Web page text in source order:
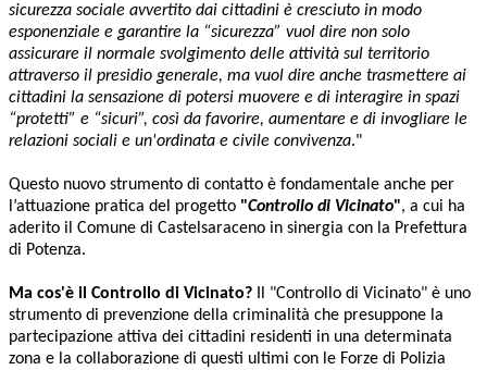
sicurezza sociale avvertito dai cittadini è cresciuto in modo
esponenziale e garantire la “sicurezza” vuol dire non solo
assicurare il normale svolgimento delle attività sul territorio
attraverso il presidio generale, ma vuol dire anche trasmettere ai
cittadini la sensazione di potersi muovere e di interagire in spazi
“protetti” e “sicuri”, così da favorire, aumentare e di invogliare le
relazioni sociali e un'ordinata e civile convivenza."
Questo nuovo strumento di contatto è fondamentale anche per
l’attuazione pratica del progetto "Controllo di Vicinato", a cui ha
aderito il Comune di Castelsaraceno in sinergia con la Prefettura
di Potenza.
Ma cos'è il Controllo di Vicinato?
Il "Controllo di Vicinato" è uno
strumento di prevenzione della criminalità che presuppone la
partecipazione attiva dei cittadini residenti in una determinata
zona e la collaborazione di questi ultimi con le Forze di Polizia